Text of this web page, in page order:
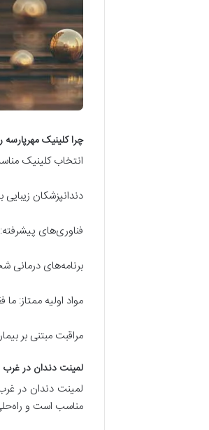
چرا کلینیک مهرپارسه
انتخاب کلینیک
دندانپزشکان
فناوری‌های
برنامه‌های
مواد اولیه ممتاز:
مراقبت مبتنی بر
لمینت دندان در غرب
لمینت دندان در
مناسب است و راه‌حلی